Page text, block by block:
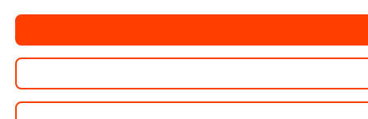
Copyright © goNET s.r.o.